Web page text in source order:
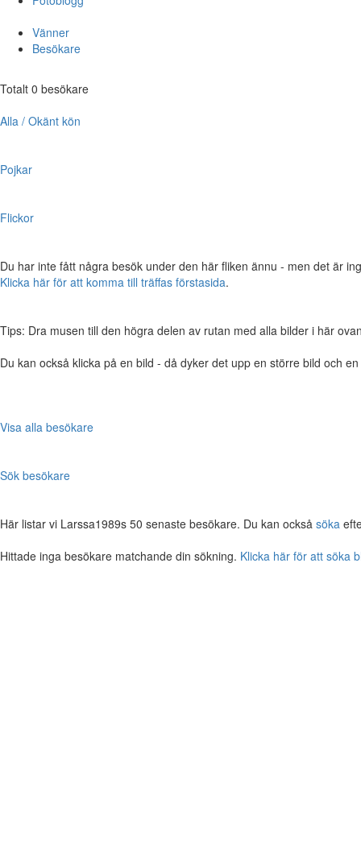
Vänner
Besökare
Totalt 0 besökare
Alla / Okänt kön
Pojkar
Flickor
Du har inte fått några besök under den här fliken ännu - men det är
Klicka här för att komma till träffas förstasida.
Tips: Dra musen till den högra delen av rutan med alla bilder i här
Du kan också klicka på en bild - då dyker det upp en större bild och
Visa alla besökare
Sök besökare
Här listar vi Larssa1989s 50 senaste besökare. Du kan också söka
Hittade inga besökare matchande din sökning. Klicka här för att söka